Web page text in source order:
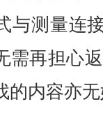
与测量连
需再担心
内容亦无